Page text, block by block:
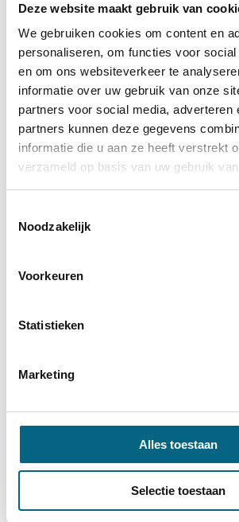
Deze website maakt gebruik van
We gebruiken cookies om content en
personaliseren, om functies voor
en om ons websiteverkeer te
informatie over uw gebruik van onze
partners voor social media, adverteren
partners kunnen deze gegevens
informatie die u aan ze heeft verstrekt
verzameld op basis van uw gebruik
Noodzakelijk
Voorkeuren
Statistieken
Marketing
Alles toestaan
Selectie toestaan
Hypotheekadviseur Berkel-Enschot
Hypotheekadviseur Waalwijk
Hypotheekadviseur Goirle
Hypotheekadviseur Veghel
Hypotheekadviseur Hilvarenbeek
Hypotheekadviseur Helmond
Hypotheekadviseur Valkenswaard.
DKVLverzekeringen
Hypotheekadviseur in Berlicum
Hypotheekadviseur in Geldrop